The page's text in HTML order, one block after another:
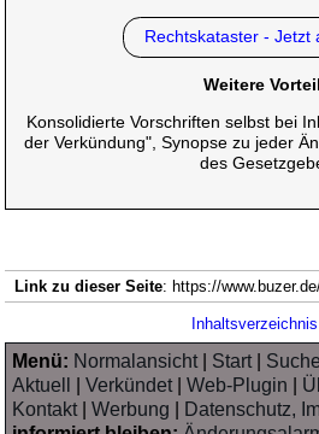
Rechtskataster - Jetzt
Weitere
Konsolidierte Vorschriften selbst bei
der Verkündung", Synopse zu jeder
des
Link zu dieser Seite: https://
Inhaltsverzeichnis
Menü: Normalansicht| Start|
Aktuell
|Verkündet|Web-Plugin
Kontakt|Werbung
Datenschutz,